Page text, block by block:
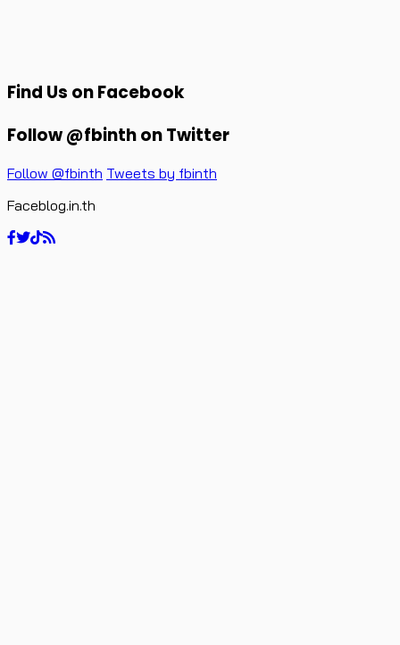
Find Us on Facebook
Follow @fbinth on Twitter
Follow @fbinth Tweets by fbinth
Faceblog.in.th